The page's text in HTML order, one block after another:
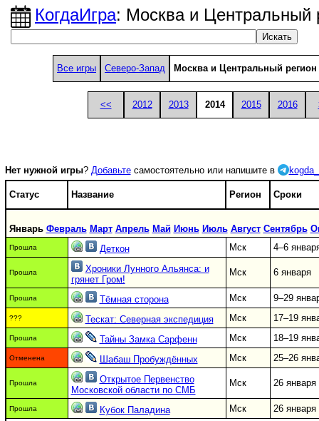
КогдаИгра: Москва и Центральный
Все игры Северо-Запад Москва и Центральный регион
<< 2012 2013 2014 2015 2016
Нет нужной игры? Добавьтесамостоятельно или напишите в
Статус Название Регион Сроки
Январь Февраль Март Апрель Май Июнь Июль Август Сентябрь
Прошла Деткон Мск 4–6
Прошла
Хроники Лунного Альянса: и
грянет Гром!
Мск 6 января
Прошла Тёмная сторона Мск 9–29
??? Тескат: Северная экспедиция Мск 17–19
Прошла Тайны Замка Сарфенн Мск 18–19
Отменена Шабаш Пробуждённых Мск 25–26
Прошла
Открытое Первенство
Московской области по СМБ
Мск 26 января
Прошла Кубок Паладина Мск 26 января